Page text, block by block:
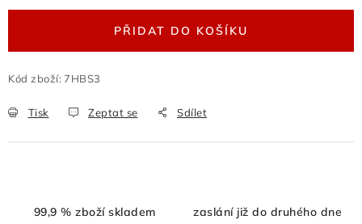
Nevyzvednuté zboží zaslané na dobírku
PŘIDAT DO KOŠÍKU
Kód zboží: 7HBS3
Tisk Zeptat se Sdílet
99,9 % zboží skladem zaslání již do druhého dne